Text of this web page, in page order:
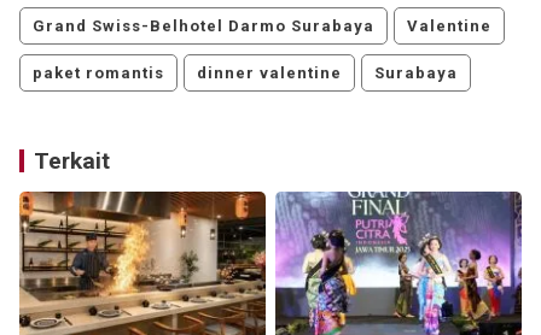
Grand Swiss-Belhotel Darmo Surabaya Valentine
paket romantis dinner valentine Surabaya
Terkait